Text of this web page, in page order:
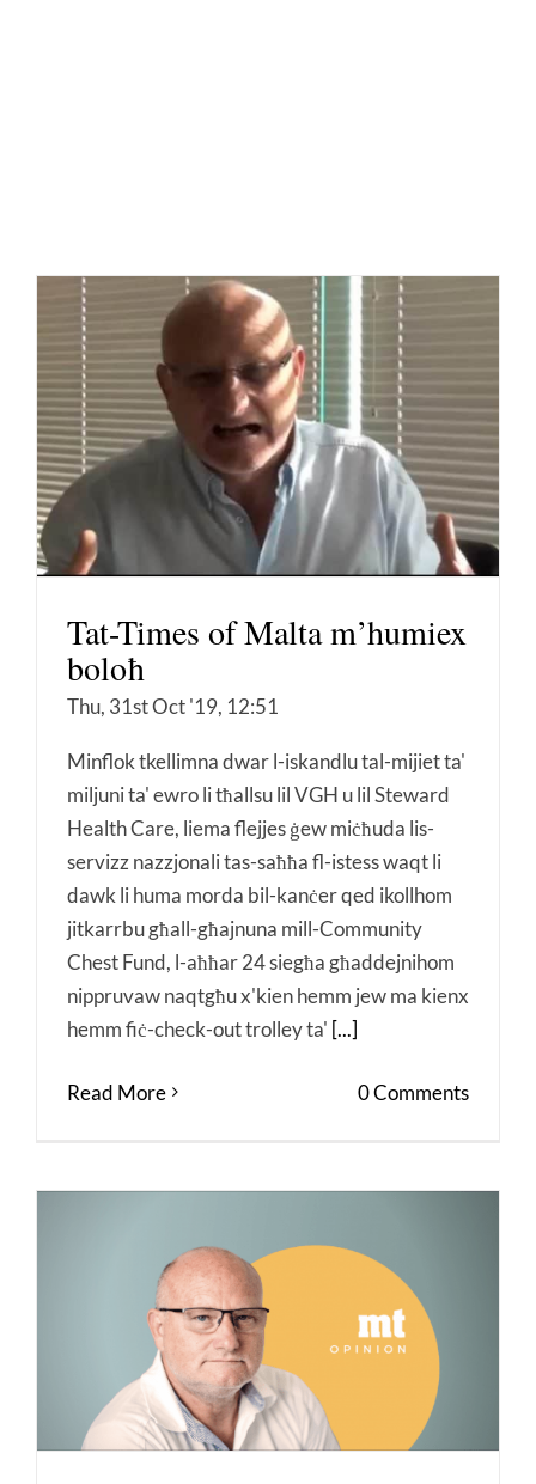
Tat-Times of Malta m’humiex
boloħ
Thu, 31st Oct '19, 12:51
Minflok tkellimna dwar l-iskandlu tal-mijiet ta'
miljuni ta' ewro li tħallsu lil VGH u lil Steward
Health Care, liema flejjes ġew miċħuda lis-
servizz nazzjonali tas-saħħa fl-istess waqt li
dawk li huma morda bil-kanċer qed ikollhom
jitkarrbu għall-għajnuna mill-Community
Chest Fund, l-aħħar 24 siegħa għaddejnihom
nippruvaw naqtgħu x'kien hemm jew ma kienx
hemm fiċ-check-out trolley ta' [...]
Read More 0 Comments